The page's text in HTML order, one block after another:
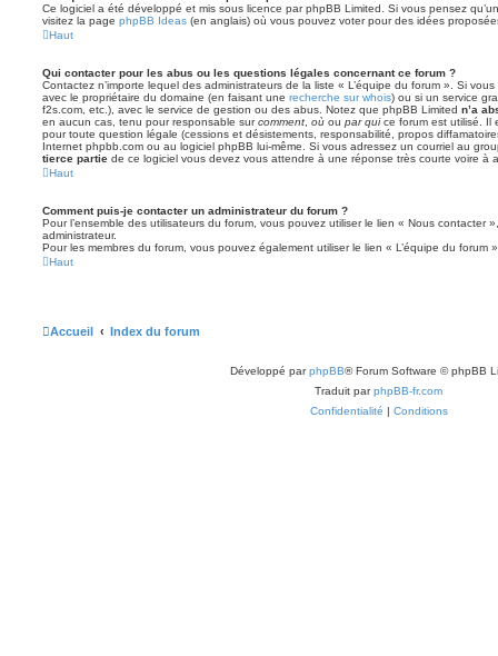
Ce logiciel a été développé et mis sous licence par phpBB Limited. Si vous pensez
visitez la page phpBB Ideas (en anglais) où vous pouvez voter pour des idées
Haut
Qui contacter pour les abus ou les questions légales concernant ce forum ?
Contactez n’importe lequel des administrateurs de la liste « L’équipe du forum ». Si
avec le propriétaire du domaine (en faisant une recherche sur whois) ou si un service
f2s.com, etc.), avec le service de gestion ou des abus. Notez que phpBB Limited n’a
en aucun cas, tenu pour responsable surcomment où ou par quice forum est utilisé. Il
pour toute question légale (cessions et désistements, responsabilité, propos
Internet phpbb.com ou au logiciel phpBB lui-même. Si vous adressez un courriel au
tierce partie de ce logiciel vous devez vous attendre à une réponse très courte voire à
Haut
Comment puis-je contacter un administrateur du forum ?
Pour l’ensemble des utilisateurs du forum, vous pouvez utiliser le lien « Nous contacter
administrateur.
Pour les membres du forum, vous pouvez également utiliser le lien « L’équipe du forum
Haut
Accueil Index du forum
Développé parphpBB® Forum Software © phpBB
Traduit parphpBB-fr.com
Confidentialité | Conditions